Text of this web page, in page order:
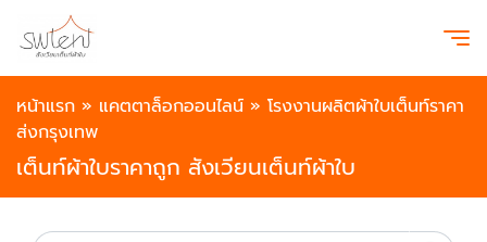
หน้าแรก » แคตตาล็อกออนไลน์ » โรงงานผลิตผ้าใบเต็นท์ราคา
ส่งกรุงเทพ
เต็นท์ผ้าใบราคาถูก สังเวียนเต็นท์ผ้าใบ